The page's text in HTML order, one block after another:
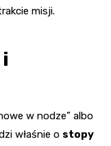
misji.
w nodze” albo
właśnie o stopy